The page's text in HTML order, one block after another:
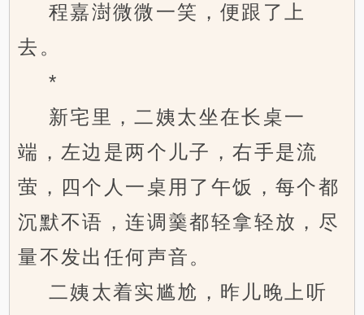
程嘉澍微微一笑，便跟了上
去。
*
新宅里，二姨太坐在长桌一
端，左边是两个儿子，右手是流
萤，四个人一桌用了午饭，每个都
沉默不语，连调羹都轻拿轻放，尽
量不发出任何声音。
二姨太着实尴尬，昨儿晚上听